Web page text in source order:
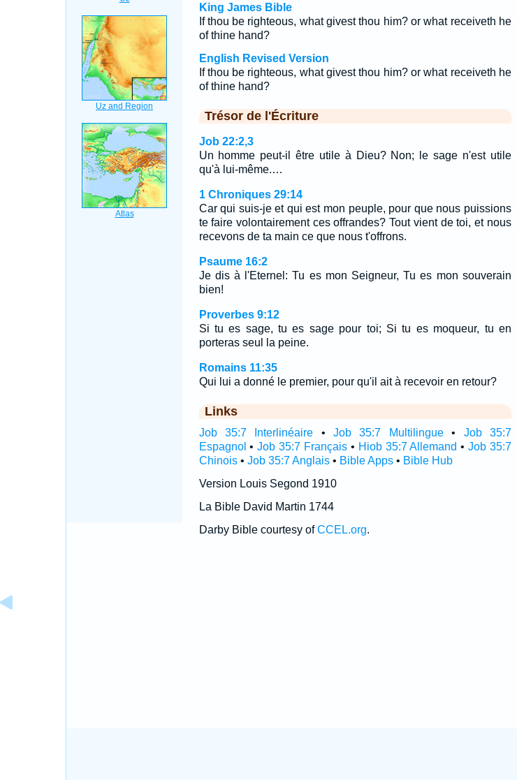
King James Bible
If thou be righteous, what givest thou him? or what receiveth he
of thine hand?
English Revised Version
If thou be righteous, what givest thou him? or what receiveth he
of thine hand?
Trésor de l'Écriture
Job 22:2,3
Un homme peut-il être utile à Dieu? Non; le sage n'est utile
qu'à lui-même.…
1 Chroniques 29:14
Car qui suis-je et qui est mon peuple, pour que nous puissions
te faire volontairement ces offrandes? Tout vient de toi, et nous
recevons de ta main ce que nous t'offrons.
Psaume 16:2
Je dis à l'Eternel: Tu es mon Seigneur, Tu es mon souverain
bien!
Proverbes 9:12
Si tu es sage, tu es sage pour toi; Si tu es moqueur, tu en
porteras seul la peine.
Romains 11:35
Qui lui a donné le premier, pour qu'il ait à recevoir en retour?
Links
Job 35:7 Interlinéaire •Job 35:7 Multilingue• Job 35:7
Espagnol •Job 35:7 Français• Hiob 35:7 Allemand •Job 35:7
Chinois• Job 35:7 Anglais• Bible Apps• Bible Hub
Version Louis Segond 1910
La Bible David Martin 1744
Darby Bible courtesy ofCCEL.org.